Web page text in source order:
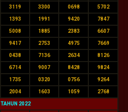
3119 3300 0698 5702
1393 1991 9420 7847
5008 1885 2383 6607
9417 2753 4975 7669
0438 7136 2634 8126
6714 9007 8428 9824
1735 0320 0756 9264
2004 1603 1059 2768
TAHUN 2022